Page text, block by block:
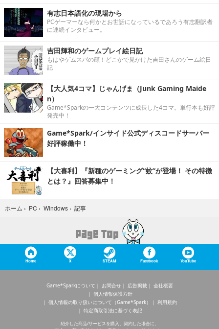
有志日本語化の現場から
PCゲーマーなら何かとお世話になっているであろう有志翻訳者
に連続インタビュー。
吉田輝和のゲームプレイ絵日記
もはやゲムスパの顔！どこかで見かけた吉田さんのゲーム絵日
記
【大人気4コマ】じゃんげま（Junk Gaming Maide
n）
Game*Sparkの一大コンテンツに成長した4コマ。単行本も好評
発売中！
Game*Spark/インサイド公式ディスコードサーバー
好評稼働中！
【大喜利】『新種のゲーミング“蚊”が登場！ その特徴
とは？』回答募集中！
ホーム › PC › Windows › 記事
Home X STEAM Facebook YouTube
Game*Sparkについて お問合せ 広告掲載
会社概要
個人情報保護方針
個人情報の取り扱いについて（Game*Spark）
利用規約
特定商取引法に基づく表記
紹介した商品/サービスを購入、契約した場合に、